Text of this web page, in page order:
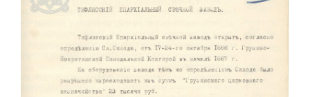
ᲤᲐᲘᲚᲘ 22
ᲤᲐᲘᲚᲘ 23
ᲤᲐᲘᲚᲘ 24
ᲤᲐᲘᲚᲘ 25